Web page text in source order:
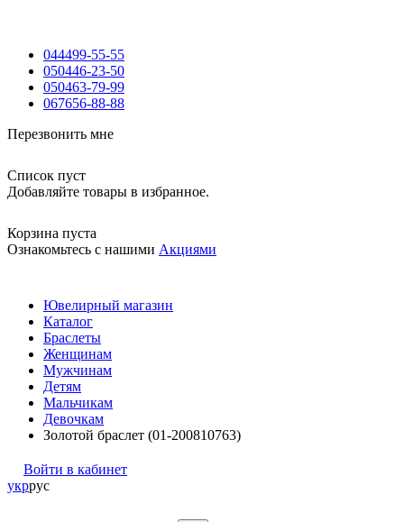
044499-55-55
050446-23-50
050463-79-99
067656-88-88
Перезвонить мне
Список пуст
Добавляйте товары в избранное.
Корзина пуста
Ознакомьтесь с нашими Акциями
Ювелирный магазин
Каталог
Браслеты
Женщинам
Мужчинам
Детям
Мальчикам
Девочкам
Золотой браслет (01-200810763)
Войти в кабинет
укррус